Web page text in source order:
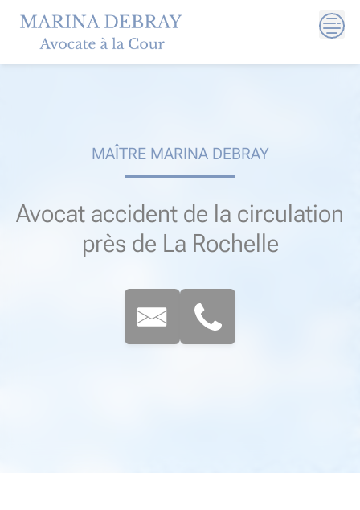
content
MAÎTRE MARINA DEBRAY
Avocat accident de la circulation
près de La Rochelle